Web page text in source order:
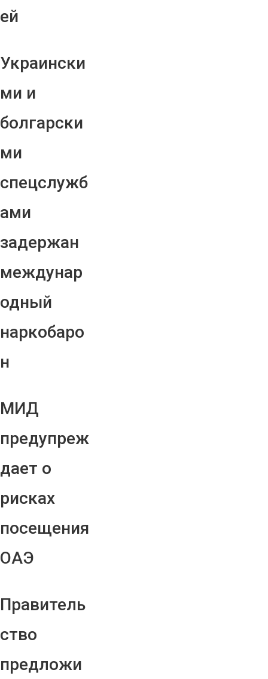
ей
Украински
ми и
болгарски
ми
спецслужб
ами
задержан
междунар
одный
наркобаро
н
МИД
предупреж
дает о
рисках
посещения
ОАЭ
Правитель
ство
предложи